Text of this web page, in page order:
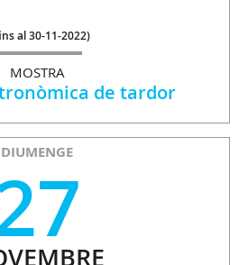
al 30-11-2022)
MOSTRA
de tardor
DIUMENGE